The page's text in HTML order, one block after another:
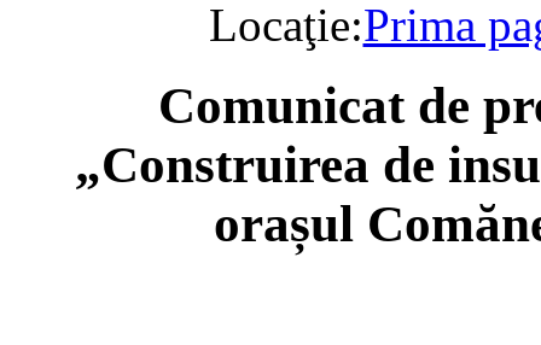
Locaţie:Prima
Comunicat de
„Construirea de
orașul